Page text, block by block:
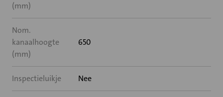
(mm)
Nom.
kanaalhoogte
(mm)
650
Inspectieluikje Nee